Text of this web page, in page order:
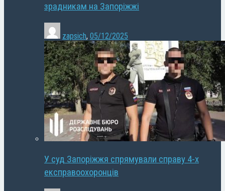
зрадникам на Запоріжжі
zapsich, 05/12/2025
У суд Запоріжжя спрямували справу 4-х
експравоохоронців